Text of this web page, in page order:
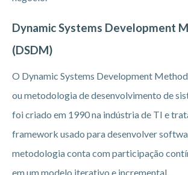
Dynamic Systems Development
(DSDM)
O Dynamic Systems Development
ou metodologia de desenvolvimento de
foi criado em 1990 na indústria de TI e
framework usado para desenvolver
metodologia conta com participação
em um modelo iterativo e incremental.